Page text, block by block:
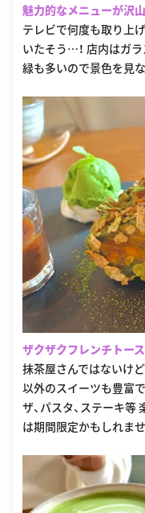
魅力的なメニューが沢山
テレビで何度も取り上
いたそう…！ 店内はガ
緑も多いので景色を見
ザクザクフレンチトース
抹茶屋さんではないけ
以外のスイーツも豊富
ザ、パスタ、ステーキ
は期間限定かもしれま